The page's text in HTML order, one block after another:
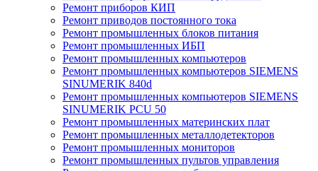
Ремонт приборов КИП
Ремонт приводов постоянного тока
Ремонт промышленных блоков питания
Ремонт промышленных ИБП
Ремонт промышленных компьютеров
Ремонт промышленных компьютеров SIEMENS
SINUMERIK 840d
Ремонт промышленных компьютеров SIEMENS
SINUMERIK PCU 50
Ремонт промышленных материнских плат
Ремонт промышленных металлодетекторов
Ремонт промышленных мониторов
Ремонт промышленных пультов управления